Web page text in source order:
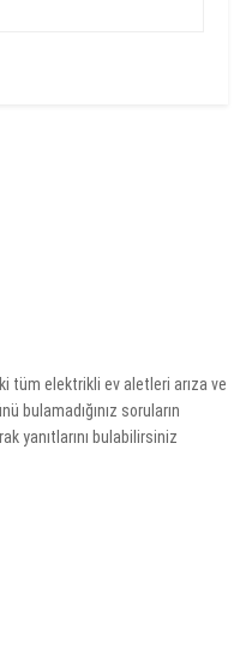
tüm elektrikli ev aletleri arıza ve
bulamadığınız soruların
yanıtlarını bulabilirsiniz